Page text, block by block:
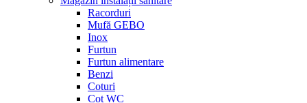
Racorduri
Mufă GEBO
Inox
Furtun
Furtun alimentare
Benzi
Coturi
Cot WC